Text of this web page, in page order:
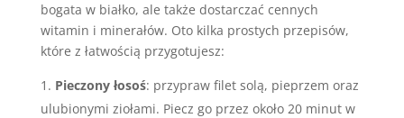
bogata w białko, ale także dostarczać cennych
witamin i minerałów. Oto kilka prostych przepisów,
które z łatwością przygotujesz:
Pieczony łosoś: przypraw filet solą, pieprzem oraz
ulubionymi ziołami. Piecz go przez około 20 minut w